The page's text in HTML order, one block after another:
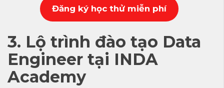
Đăng ký học thử miễn phí
3. Lộ trình đào tạo Data
Engineer tại INDA
Academy